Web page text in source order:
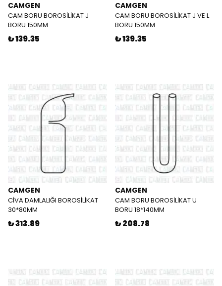
CAMGEN
CAM BORU BOROSİLİKAT J
BORU 150MM
₺ 139.35
CAMGEN
CAM BORU BOROSİLİKAT J VE L
BORU 150MM
₺ 139.35
CAMGEN
CİVA DAMLALIĞI BOROSİLİKAT
30*80MM
₺ 313.89
CAMGEN
CAM BORU BOROSİLİKAT U
BORU 18*140MM
₺ 208.78